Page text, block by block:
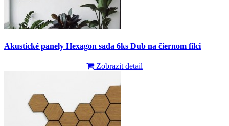
Akustické panely Hexagon sada 6ks Dub na čiernom filci
Zobrazit detail